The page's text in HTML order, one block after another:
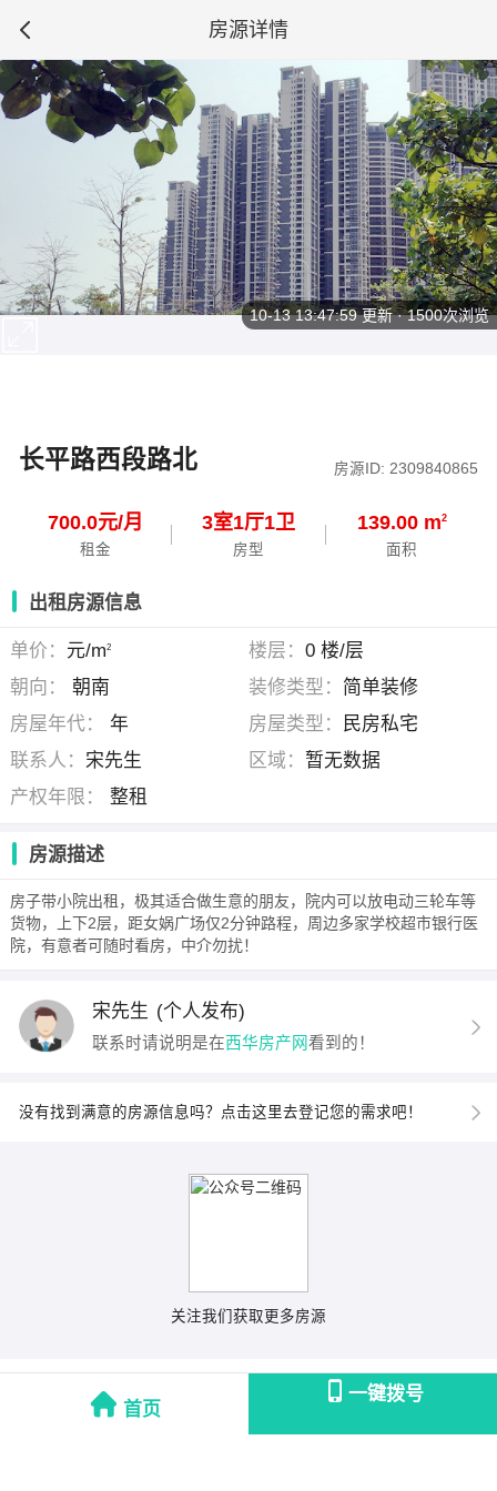
房源详情
长平路西段路北 房源ID: 2309840865
700.0元/月
租金
3室1厅1卫
房型
139.00 m2
面积
首页
一键拨号
10-13 13:47:59更新 · 1500次浏览
出租房源信息
单价： 元/m2 楼层： 0 楼/层
朝向：
朝南 装修类型： 简单装修
房屋年代：
年 房屋类型： 民房私宅
联系人： 宋先生 区域： 暂无数据
产权年限：
整租
房源描述
房子带小院出租，极其适合做生意的朋友，院内可以放电动三轮车等
货物，上下2层，距女娲广场仅2分钟路程，周边多家学校超市银行医
院，有意者可随时看房，中介勿扰！
宋先生 (个人发布)
联系时请说明是在西华房产网看到的！
没有找到满意的房源信息吗？点击这里去登记您的需求吧！
关注我们获取更多房源